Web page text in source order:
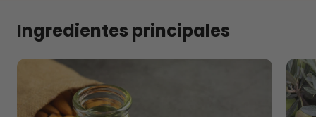
Ingredientes principales